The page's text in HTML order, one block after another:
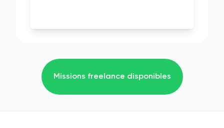
Missions freelance disponibles